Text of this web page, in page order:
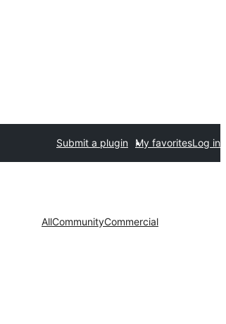
Submit a plugin My favoritesLog in
AllCommunityCommercial